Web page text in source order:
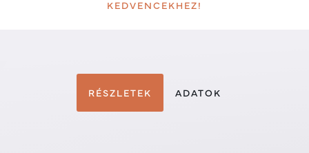
KEDVENCEKHEZ!
RÉSZLETEK ADATOK